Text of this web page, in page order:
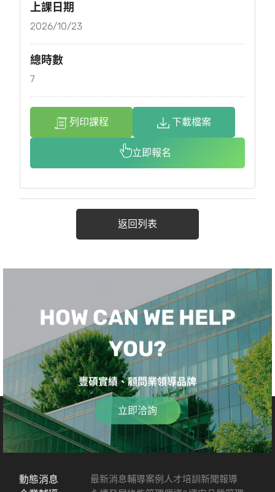
上課日期
2026/10/23
總時數
7
列印課程 下載檔案
立即報名
返回列表
HOW CAN WE HELP
YOU?
豐碩實績、顧問業領導品牌
立即洽詢
動態消息 最新消息輔導案例 人才培訓新聞報導